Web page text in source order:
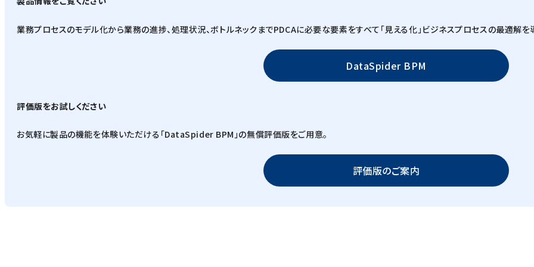
業務プロセスのモデル化から業務の進捗、処理状況、ボトルネックまでPDCAに必要な要素をすべて「見える化」ビジネスプロセスの最適解を
DataSpider BPM
評価版をお試しください
お気軽に製品の機能を体験いただける「DataSpider BPM」の無償評価版をご用意。
評価版のご案内